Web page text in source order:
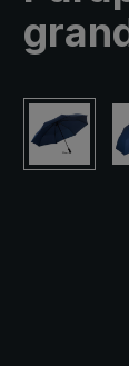
Ignorer la